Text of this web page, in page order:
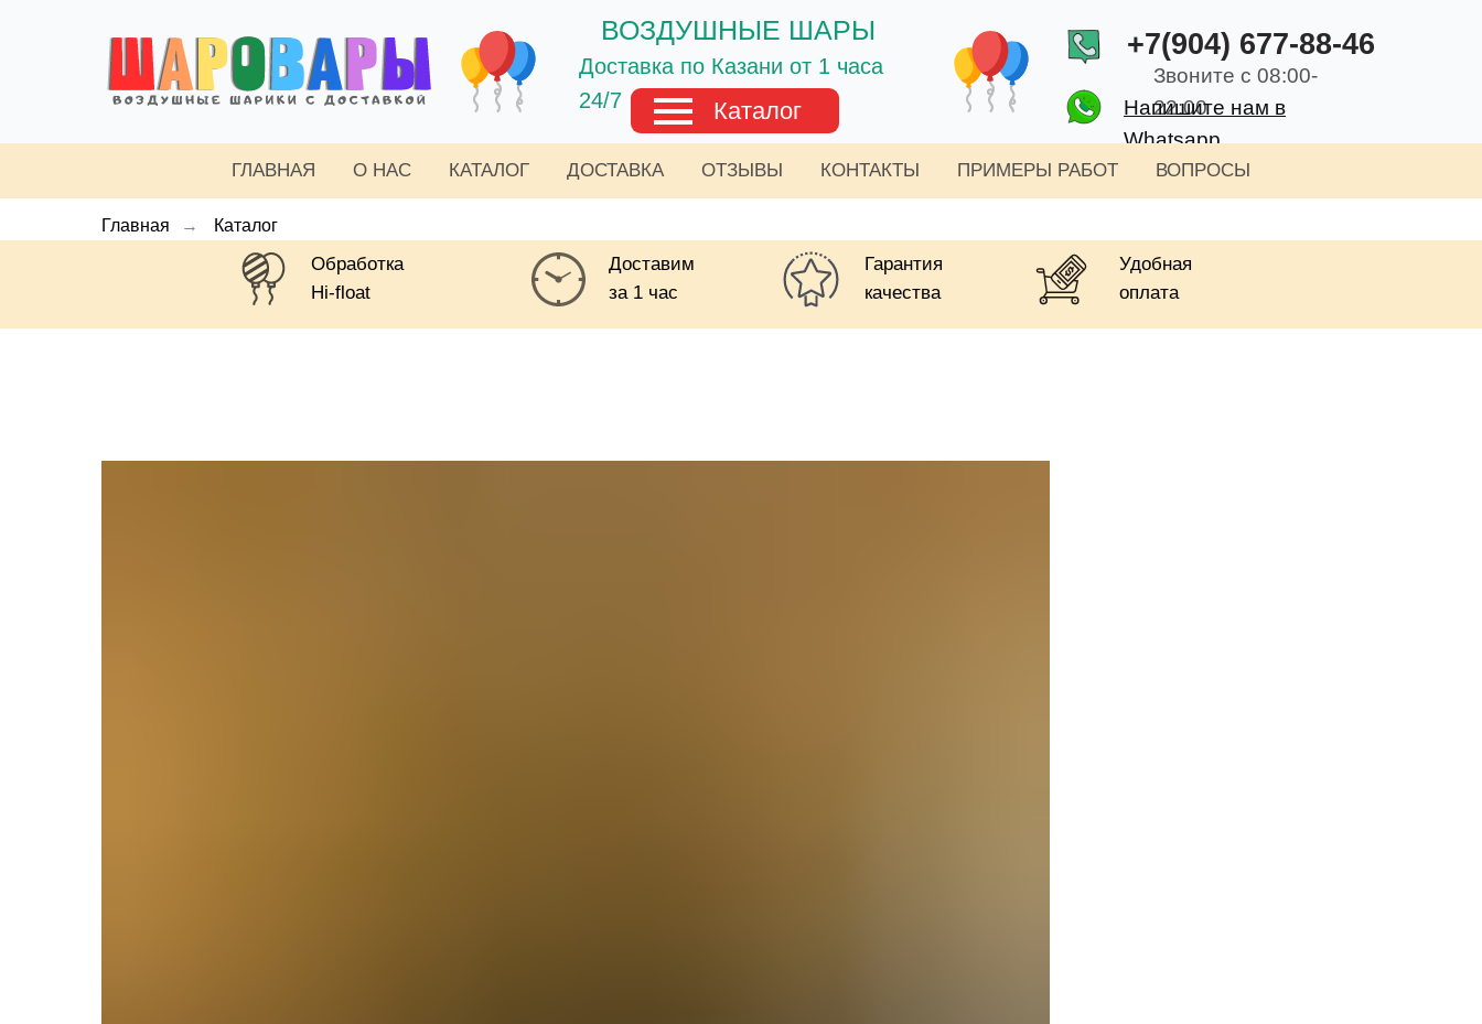
+7(904) 677-88-46
ВОЗДУШНЫЕ ШАРЫ
Доставка по Казани от 1 часа
24/7
Звоните с 08:00-
22:00
Напишите нам в
Whatsapp
Каталог
ГЛАВНАЯ О НАС КАТАЛОГ ДОСТАВКА ОТЗЫВЫ КОНТАКТЫ ПРИМЕРЫ РАБОТ ВОПРОСЫ
Главная → Каталог
Обработка
Hi-float
Доставим
за 1 час
Гарантия
качества
Удобная
оплата